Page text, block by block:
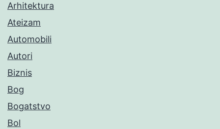
Arhitektura
Ateizam
Automobili
Autori
Biznis
Bog
Bogatstvo
Bol